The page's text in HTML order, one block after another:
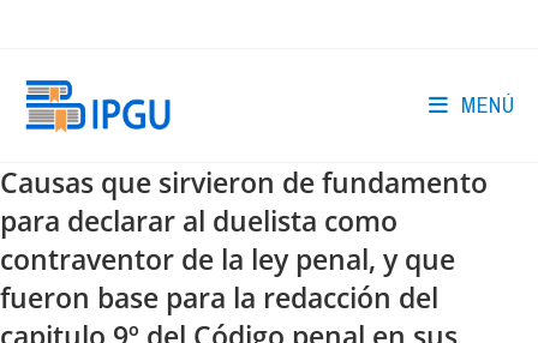
MENÚ
Causas que sirvieron de fundamento
para declarar al duelista como
contraventor de la ley penal, y que
fueron base para la redacción del